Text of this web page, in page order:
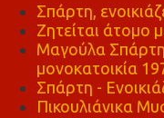
Σπάρτη,
Ζητείται άτομο
Μαγούλα
μονοκατοικία
Σπάρτη -
Πικουλιάνικα